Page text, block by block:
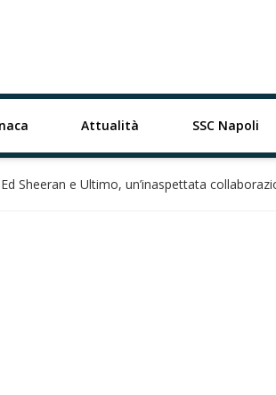
Attualità SSC Napoli
Ed Sheeran e Ultimo, un’inaspettata